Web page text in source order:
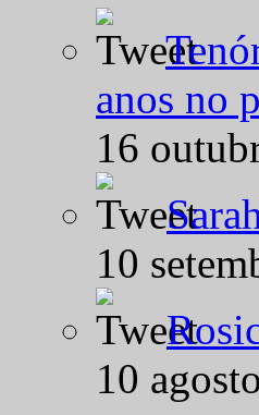
anos no
16
10
10